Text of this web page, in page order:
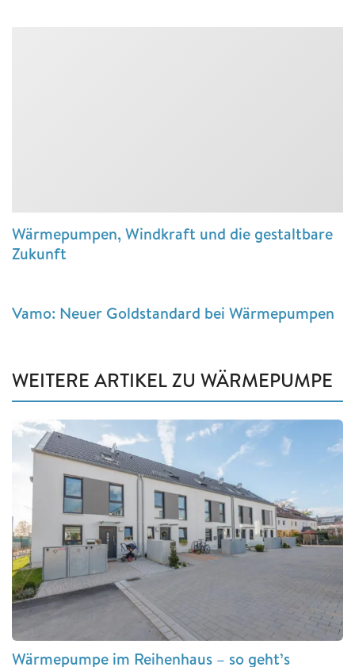
Wärmepumpen, Windkraft und die gestaltbare
Zukunft
Vamo: Neuer Goldstandard bei Wärmepumpen
WEITERE ARTIKEL ZU WÄRMEPUMPE
Wärmepumpe im Reihenhaus – so geht’s